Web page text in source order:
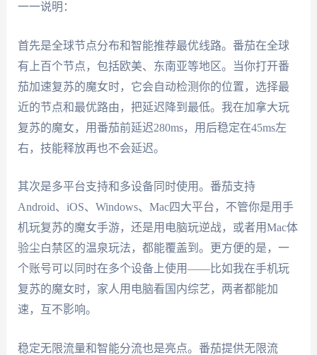
一一说明：
首先是全球节点分布和智能推荐最优线路。番茄在全球
有上百个节点，包括欧美、东南亚等地区。当你打开番
茄加速复苏的魔女时，它会自动检测你的位置，选择最
近的节点和最优路由，把延迟降到最低。我在加拿大玩
复苏的魔女，用番茄前延迟280ms，用后稳定在45ms左
右，技能释放再也不会延迟。
其次是多平台支持和多设备同时使用。番茄支持
Android、iOS、Windows、Mac四大平台，不管你是用手
机玩复苏的魔女手游，还是用电脑玩逆战，或者用Mac体
验尘白禁区的温泉玩法，都能覆盖到。更方便的是，一
个账号可以同时在多个设备上使用——比如我在手机玩
复苏的魔女时，家人用电脑看国内综艺，两者都能加
速，互不影响。
稳定无限流量和智能分流也是亮点。番茄提供无限流